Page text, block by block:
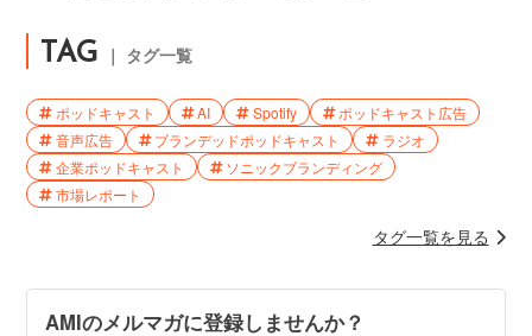
TAG ｜ タグ一覧
ポッドキャスト AI Spotify
ポッドキャスト広告
音声広告
ブランデッドポッドキャスト
ラジオ
企業ポッドキャスト
ソニックブランディング
市場レポート
タグ一覧を見る
AMIのメルマガに登録しませんか？